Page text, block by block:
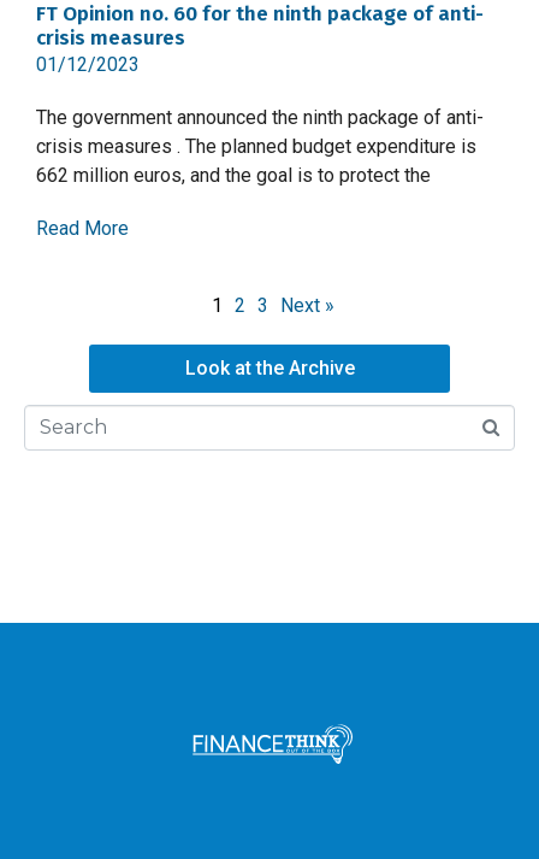
FT Opinion no. 60 for the ninth package of anti-
crisis measures
01/12/2023
The government announced the ninth package of anti-
crisis measures . The planned budget expenditure is
662 million euros, and the goal is to protect the
Read More
1 2 3 Next »
Look at the Archive